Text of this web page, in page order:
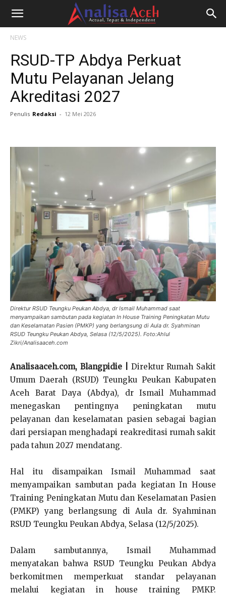
NEWS
RSUD-TP Abdya Perkuat
Mutu Pelayanan Jelang
Akreditasi 2027
Penulis Redaksi - 12 Mei 2026
Direktur RSUD Teungku Peukan Abdya, dr Ismail Muhammad saat
menyampaikan sambutan pada kegiatan In House Training Peningkatan Mutu
dan Keselamatan Pasien (PMKP) yang berlangsung di Aula dr. Syahminan
RSUD Teungku Peukan Abdya, Selasa (12/5/2025). Foto:Ahlul
Zikri/Analisaaceh.com
Analisaaceh.com, Blangpidie |
Direktur Rumah Sakit
Umum Daerah (RSUD) Teungku Peukan Kabupaten
Aceh Barat Daya (Abdya), dr Ismail Muhammad
menegaskan pentingnya peningkatan mutu
pelayanan dan keselamatan pasien sebagai bagian
dari persiapan menghadapi reakreditasi rumah sakit
pada tahun 2027 mendatang.
Hal itu disampaikan Ismail Muhammad saat
menyampaikan sambutan pada kegiatan In House
Training Peningkatan Mutu dan Keselamatan Pasien
(PMKP) yang berlangsung di Aula dr. Syahminan
RSUD Teungku Peukan Abdya, Selasa (12/5/2025).
Dalam sambutannya, Ismail Muhammad
menyatakan bahwa RSUD Teungku Peukan Abdya
berkomitmen memperkuat standar pelayanan
melalui kegiatan in house training PMKP.